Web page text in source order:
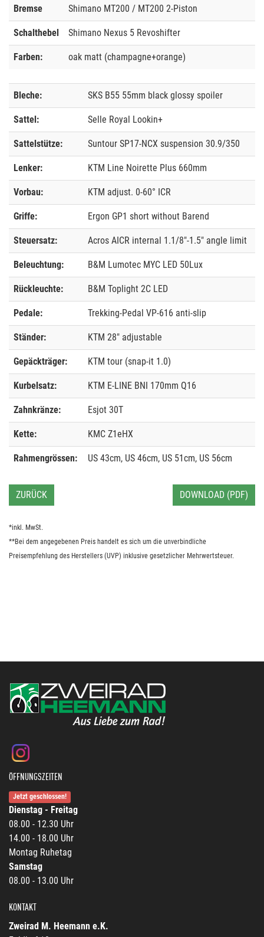
Bremse Shimano MT200 / MT200 2-Piston
Schalthebel Shimano Nexus 5 Revoshifter
Farben: oak matt (champagne+orange)
Bleche: SKS B55 55mm black glossy spoiler
Sattel: Selle Royal Lookin+
Sattelstütze: Suntour SP17-NCX suspension 30.9/350
Lenker: KTM Line Noirette Plus 660mm
Vorbau: KTM adjust. 0-60° ICR
Griffe: Ergon GP1 short without Barend
Steuersatz: Acros AICR internal 1.1/8"-1.5" angle limit
Beleuchtung: B&M Lumotec MYC LED 50Lux
Rückleuchte: B&M Toplight 2C LED
Pedale: Trekking-Pedal VP-616 anti-slip
Ständer: KTM 28" adjustable
Gepäckträger: KTM tour (snap-it 1.0)
Kurbelsatz: KTM E-LINE BNI 170mm Q16
Zahnkränze: Esjot 30T
Kette: KMC Z1eHX
Rahmengrössen: US 43cm, US 46cm, US 51cm, US 56cm
ZURÜCK DOWNLOAD (PDF)
*inkl. MwSt.
**Bei dem angegebenen Preis handelt es sich um die unverbindliche
Preisempfehlung des Herstellers (UVP) inklusive gesetzlicher Mehrwertsteuer.
ÖFFNUNGSZEITEN
Jetzt geschlossen!
Dienstag - Freitag
08.00 - 12.30 Uhr
14.00 - 18.00 Uhr
Montag Ruhetag
Samstag
08.00 - 13.00 Uhr
KONTAKT
Zweirad M. Heemann e.K.